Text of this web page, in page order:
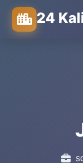
24